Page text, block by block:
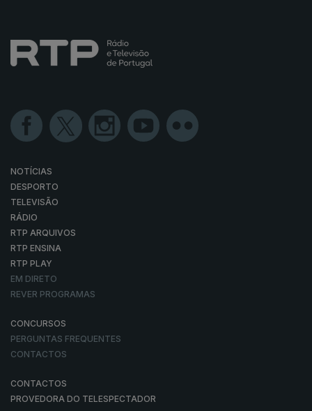
NOTÍCIAS
DESPORTO
TELEVISÃO
RÁDIO
RTP ARQUIVOS
RTP ENSINA
RTP PLAY
EM DIRETO
REVER PROGRAMAS
CONCURSOS
PERGUNTAS FREQUENTES
CONTACTOS
CONTACTOS
PROVEDORA DO TELESPECTADOR